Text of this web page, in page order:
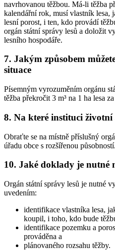
navrhovanou těžbou. Má-li těžba
kalendářní rok, musí vlastník lesa,
lesní porost, i ten, kdo provádí
orgán státní správy lesů a doložit
lesního hospodáře.
7. Jakým způsobem
situace
Písemným vyrozuměním orgánu
těžba překročit 3 m³ na 1 ha lesa
8. Na které instituci životní
Obraťte se na místně příslušný
úřadu obce s rozšířenou působností.
10. Jaké doklady je nutné
Orgán státní správy lesů je nutné
uvedením:
identifikace vlastníka lesa,
koupil, i toho, kdo bude
identifikace pozemku a
prováděna a
plánovaného rozsahu těžby.